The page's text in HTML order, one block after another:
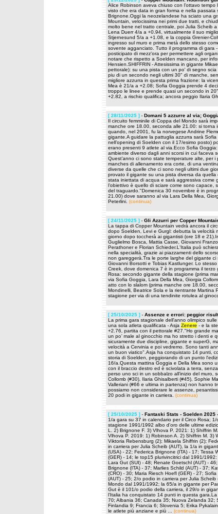
Alice Robinson aveva chiuso con l'ottavo
visto che era data in gran forma e nella
Brignone.Oggi la neozelandese ha sciato una
Mountain, velocissima nei primi due tratti, e
molto bene nel tratto centrale, poi Julia Scheib
Lena Duerr 4/a a +0.94, virtualmente il suo
Stjernesund 5/a a +1.08, e la coppia Grenier-
ingresso sul muro e prima metà dello stesso
sovente agganciato. Tutto il programma di gara
posticipato di mezz'ora per permettere agli
notare che rispetto a Soelden mancano, per
Hensien.SHIFFRIN - Attesissima in gigante
pettorale): su una pista con un po' di segno
piu di un secondo negli ultimi 30" di manche,
migliore azzurra in questa prima frazione: la
Mea è 21/a a +2.08; Sofia Goggia prende 4
troppo le linee e prende quasi un secondo in
+2.82, a rischio qualifica; ancora peggio Ilaria
[ 28/11/2025 ] - Domani 5 azzurre al via;
Il circuito femminile di Coppa del Mondo sarà
manche ore 18.00, seconda alle 21.00: si torna
quando, nel 2001, fu la norvegese Andrine
gigante.A guidare la pattuglia azzurra sarà
nell’opening di Soelden con il 17/esimo posto)
erano presenti 9 atlete al via.Ecco Sofia
ambiente diverso dagli anni scorsi in cui faceva
Quest’anno ci sono state temperature alte, per
manches di allenamento era corte, di una
diverse da quelle che ci sono negli ultimi due
provato il gigante su una pista diversa da
stata iniettata di acqua e sarà aggressiva
l’obiettivo è quello di sciare come sono
del traguardo."Domenica 30 novembre è in
21.00) dove saranno al via Lara Della Mea,
Peterlini. (continua)
[ 24/11/2025 ] - Gli Azzurri per Copper
La tappa di Copper Mountain vedrà ancora il
dopo Soelden, Levi e Gurgl: debutta la velocità
giorno dopo toccherà ai gigantisti (ore 18 e
Guglielmo Bosca, Mattia Casse, Giovanni
Perathoner e Florian Schieder.L'Italia può
nella specialità, grazie ai piazzamenti dello
non gareggerà.Tra le porte larghe del gigante ci
Giovanni Borsotti e Tobias Kastlunger. Lo
Creek, dove domenica 7 è in programma il
Rosa: secondo gigante della stagione (prima
via Sofia Goggia, Lara Della Mea, Giorgia
atto con lo slalom (prima manche ore 18.00,
Mondinelli, Beatrice Sola e la rientrante
stagione per via di una tendinite rotulea al
[ 25/10/2025 ] - Assenze e errori: peggior
La prima gara stagionale dell'anno olimpico
una sola atleta qualificata - Asja Zenere - e la
+2.76, partita con il pettorale #27."Ho grande
un po’ male al ginocchio ma ho stretto i denti e
sicuramente due discipline, gigante e superG,
velocità a Cervinia e poi vedremo. Sono tanti
un buon viatico".Asja ha conquistato 14 punti,
storia di Soelden, peggiorando di un punto
16/a.Questa mattina Goggia e Della Mea sono
con il braccio destro ed è scivolata a terra,
perso uno sci in un sobbalzo all’inizio del muro,
Collomb (#30), Ilaria Ghisalberti (#45), Sophie
Valleriani (#66 e ultima in partenza) non hanno
possiamo non considerare le assenze,
20 podi in gigante in carriera. (continua)
[ 25/10/2025 ] - Fantaski Stats - Soelden 2025
1/a gara su 37 in calendario per il Circo Rosa;
stagione 1991/1992 albo d'oro delle ultime
L. 2) Brignone F. 3) Vlhova P. 2021: 1) Shiffrin
Vlhova P. 2019: 1) Robinson A. 2) Shiffrin M. 3)
Viktoria Rebensburg (2); Mikaela Shiffrin (2);
in carriera per Julia Scheib (AUT), la 1/a in
(USA) - 22; Federica Brignone (ITA) - 17; Tessa
(GER) - 14; le top15 plurivincitrici dal 1991/
Lara Gut (SUI) - 48; Renate Goetschl (AUT) -
Brignone (ITA) - 37; Marlies Schild (AUT) - 37;
(CRO) - 30; Maria Riesch Hoefl (GER) - 27;
(AUT) - 25; 2/o podio in carriera per Julia
Mondo dal 1991/1992; la 65/a in gigante per
Gut è il 101/o podio della carriera, il 29/o in
l'Italia ha conquistato 14 punti in questa
70; Albania 36; Canada 35; Nuova Zelanda
Finlandia 9; Francia 6; Slovenia 5; Erika
le atlete più anziane e più ... (continua)